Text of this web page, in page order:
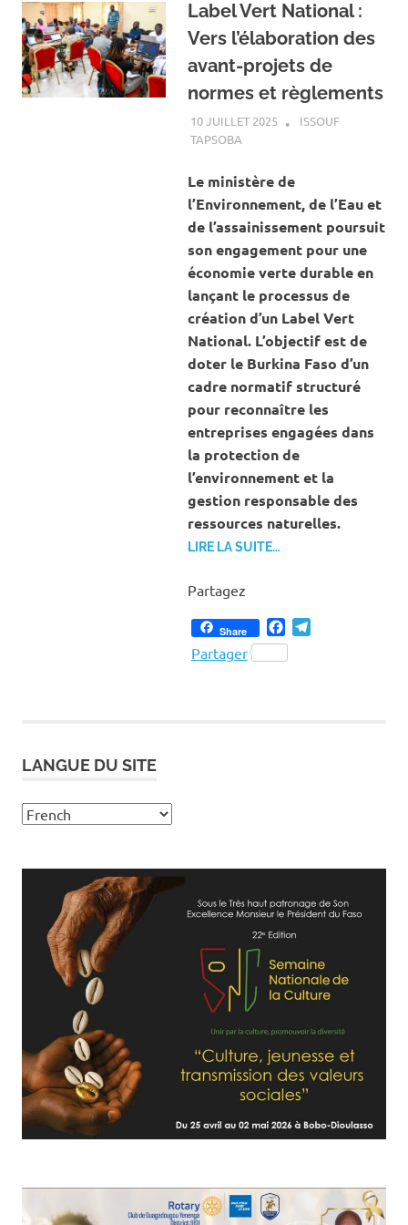
Label Vert National :
Vers l’élaboration des
avant-projets de
normes et règlements
10 JUILLET 2025
ISSOUF
TAPSOBA
Le ministère de
l’Environnement, de l’Eau et
de l’assainissement poursuit
son engagement pour une
économie verte durable en
lançant le processus de
création d’un Label Vert
National. L’objectif est de
doter le Burkina Faso d’un
cadre normatif structuré
pour reconnaître les
entreprises engagées dans
la protection de
l’environnement et la
gestion responsable des
ressources naturelles.
LIRE LA SUITE…
Partagez
Share Facebook
Partager
LANGUE DU SITE